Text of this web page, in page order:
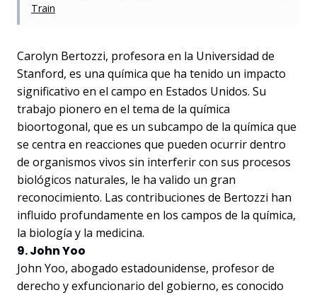
Train
Carolyn Bertozzi, profesora en la Universidad de
Stanford, es una química que ha tenido un impacto
significativo en el campo en Estados Unidos. Su
trabajo pionero en el tema de la química
bioortogonal, que es un subcampo de la química que
se centra en reacciones que pueden ocurrir dentro
de organismos vivos sin interferir con sus procesos
biológicos naturales, le ha valido un gran
reconocimiento. Las contribuciones de Bertozzi han
influido profundamente en los campos de la química,
la biología y la medicina.
9. John Yoo
John Yoo, abogado estadounidense, profesor de
derecho y exfuncionario del gobierno, es conocido